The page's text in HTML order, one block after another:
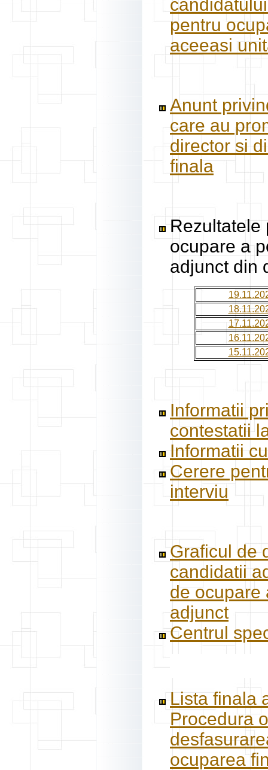
pentru
aceeasi
Anunt
care au
director si
finala
Rezultatele
ocupare a
adjunct din
Informatii
contestatii
Informatii
Cerere
interviu
Graficul de
candidatii
de ocupare
adjunct
Centrul
Lista finala
Procedura
ocuparea